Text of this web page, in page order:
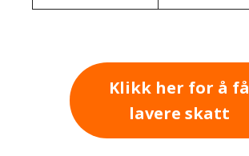
Klikk her for å få
lavere skatt